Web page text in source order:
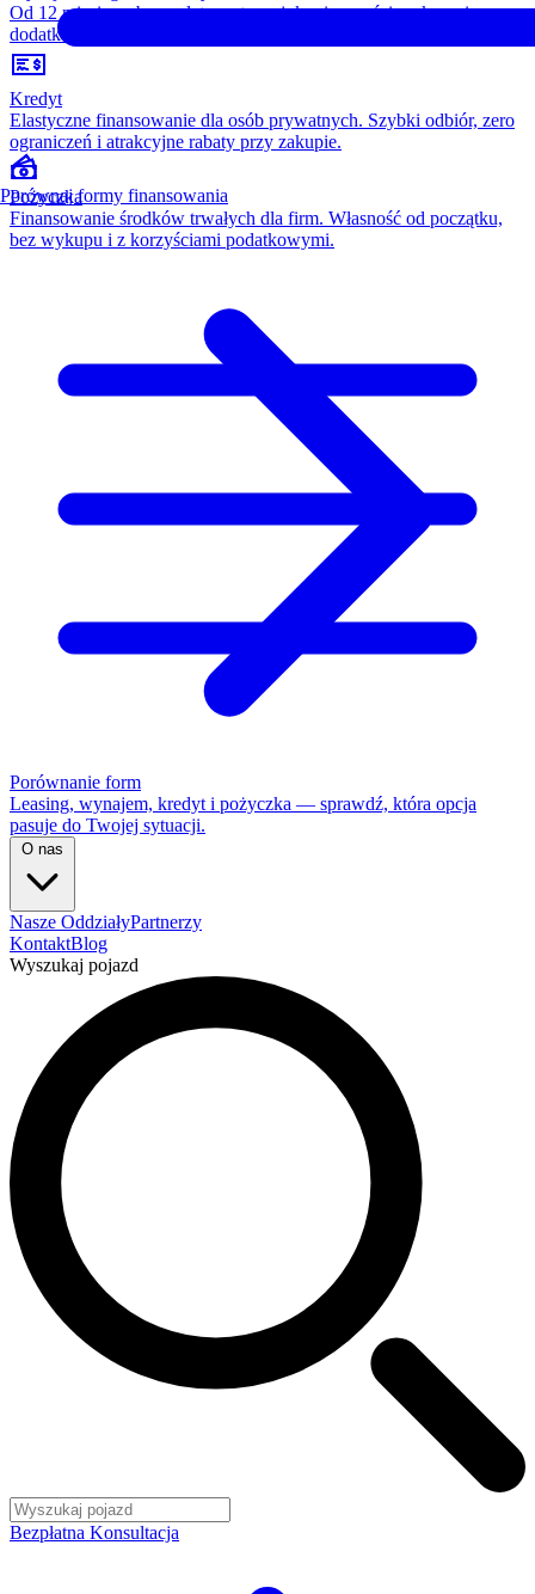
Od 12 miesięcy, bez opłaty wstępnej, konieczności wykupu i
dodatkowych kosztów. Wszystko w cenie raty.
Kredyt
Elastyczne finansowanie dla osób prywatnych. Szybki odbiór, zero
ograniczeń i atrakcyjne rabaty przy zakupie.
Pożyczka
Finansowanie środków trwałych dla firm. Własność od początku,
bez wykupu i z korzyściami podatkowymi.
Porównanie form
Leasing, wynajem, kredyt i pożyczka — sprawdź, która opcja
pasuje do Twojej sytuacji.
O nas
Nasze OddziałyPartnerzy
KontaktBlog
Wyszukaj pojazd
Bezpłatna Konsultacja
Porównaj formy finansowania